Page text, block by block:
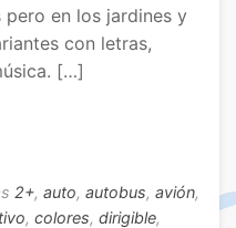
en los jardines y
con letras,
[…]
2+, auto, autobus, avión,
, colores, dirigible,